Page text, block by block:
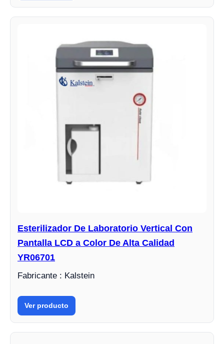
Esterilizador De Laboratorio Vertical Con
Pantalla LCD a Color De Alta Calidad
YR06701
Fabricante : Kalstein
Ver producto